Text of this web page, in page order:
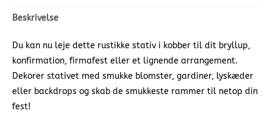
Beskrivelse
Du kan nu leje dette rustikke stativ i kobber til dit bryllup,
konfirmation, firmafest eller et lignende arrangement.
Dekorer stativet med smukke blomster, gardiner, lyskæder
eller backdrops og skab de smukkeste rammer til netop din
fest!